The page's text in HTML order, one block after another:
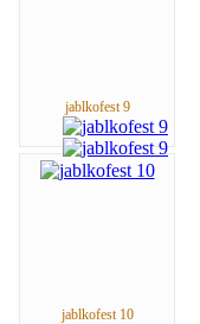
jablkofest 9
jablkofest 10